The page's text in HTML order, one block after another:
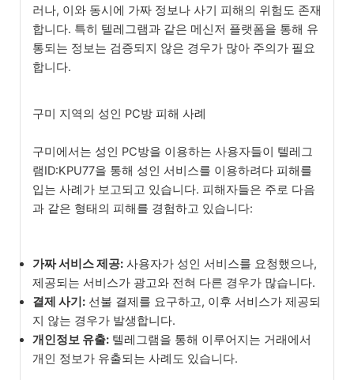
러나, 이와 동시에 가짜 정보나 사기 피해의 위험도 존재
합니다. 특히 텔레그램과 같은 메신저 플랫폼을 통해 유
통되는 정보는 검증되지 않은 경우가 많아 주의가 필요
합니다.
구미 지역의 성인 PC방 피해 사례
구미에서는 성인 PC방을 이용하는 사용자들이 텔레그
램ID:KPU77을 통해 성인 서비스를 이용하려다 피해를
입는 사례가 보고되고 있습니다. 피해자들은 주로 다음
과 같은 형태의 피해를 경험하고 있습니다:
가짜 서비스 제공: 사용자가 성인 서비스를 요청했으나,
제공되는 서비스가 광고와 전혀 다른 경우가 많습니다.
결제 사기: 선불 결제를 요구하고, 이후 서비스가 제공되
지 않는 경우가 발생합니다.
개인정보 유출: 텔레그램을 통해 이루어지는 거래에서
개인 정보가 유출되는 사례도 있습니다.